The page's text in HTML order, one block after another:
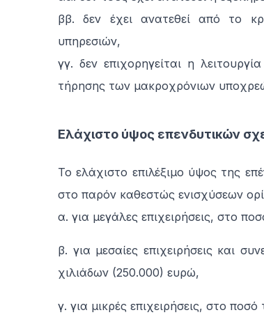
ββ. δεν έχει ανατεθεί από το
υπηρεσιών,
γγ. δεν επιχορηγείται η
τήρησης των μακροχρόνιων
Ελάχιστο ύψος επενδυτικών
Το ελάχιστο επιλέξιμο ύψος της
στο παρόν καθεστώς ενισχύσεων
α. για μεγάλες επιχειρήσεις, στο
β. για μεσαίες επιχειρήσεις και
χιλιάδων (250.000) ευρώ,
γ. για μικρές επιχειρήσεις, στο